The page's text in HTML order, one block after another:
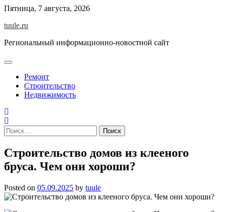
Skip
content
Пятница, 7 августа, 2026
tuule.ru
Региональный информационно-новостной сайт
Ремонт
Строительство
Недвижимость
Найти:
Строительство домов из клееного
бруса. Чем они хороши?
Posted on 05.09.2025 by tuule